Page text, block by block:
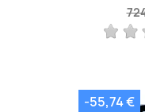
-55,74 €